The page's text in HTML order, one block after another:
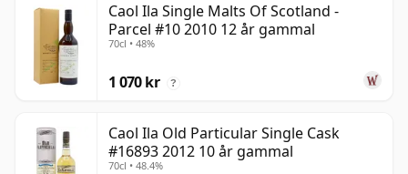
Caol Ila Single Malts Of Scotland -
Parcel #10 2010 12 år gammal
70cl • 48%
1 070 kr ?
Caol Ila Old Particular Single Cask
#16893 2012 10 år gammal
70cl • 48.4%